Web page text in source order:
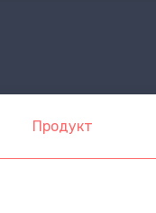
Продукт